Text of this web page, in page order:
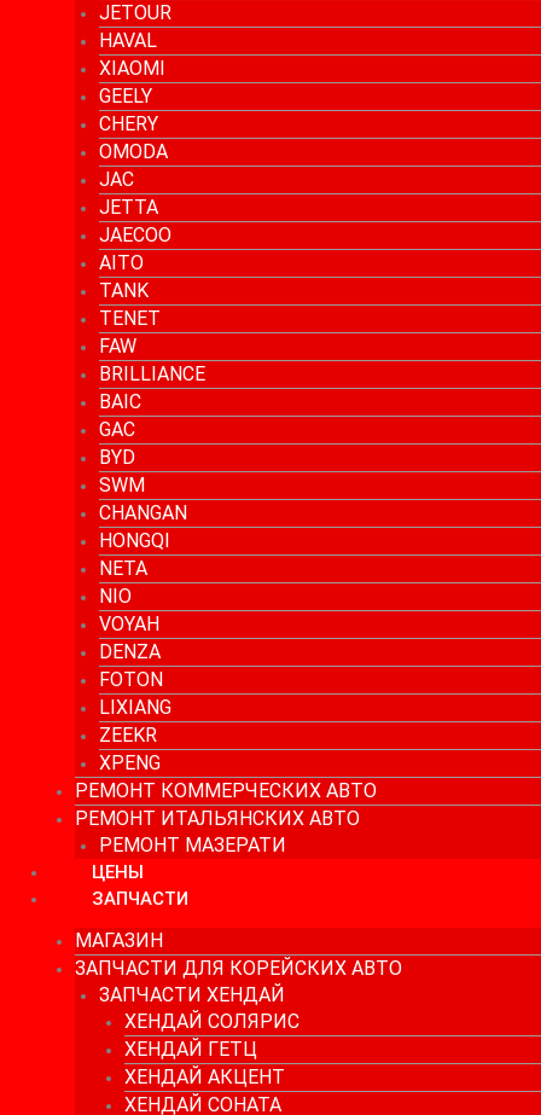
JETOUR
HAVAL
XIAOMI
GEELY
CHERY
OMODA
JAC
JETTA
JAECOO
AITO
TANK
TENET
FAW
BRILLIANCE
BAIC
GAC
BYD
SWM
CHANGAN
HONGQI
NETA
NIO
VOYAH
DENZA
FOTON
LIXIANG
ZEEKR
XPENG
РЕМОНТ КОММЕРЧЕСКИХ АВТО
РЕМОНТ ИТАЛЬЯНСКИХ АВТО
РЕМОНТ МАЗЕРАТИ
ЦЕНЫ
ЗАПЧАСТИ
МАГАЗИН
ЗАПЧАСТИ ДЛЯ КОРЕЙСКИХ АВТО
ЗАПЧАСТИ ХЕНДАЙ
ХЕНДАЙ СОЛЯРИС
ХЕНДАЙ ГЕТЦ
ХЕНДАЙ АКЦЕНТ
ХЕНДАЙ СОНАТА